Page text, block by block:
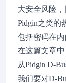
大安全风险
Pidgin之类的
包括密码在内
在这篇文章
从Pidgin D-
我们要对D-